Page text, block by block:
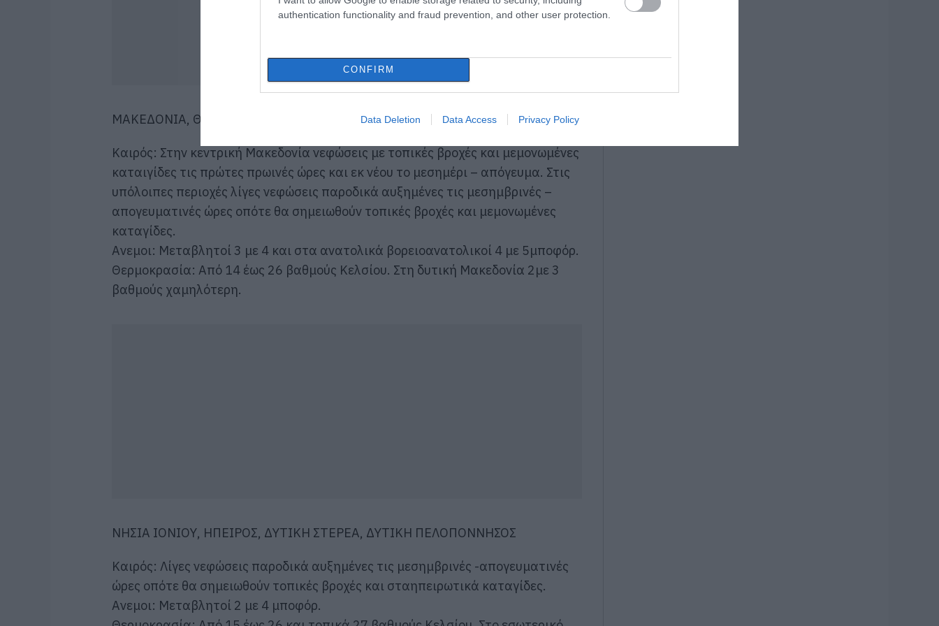
authentication functionality and fraud prevention, and other user protection.
CONFIRM
Data Deletion Data Access Privacy Policy
ΜΑΚΕΔΟΝΙΑ, ΘΡΑΚΗ
Καιρός: Στην κεντρική Μακεδονία νεφώσεις με τοπικές βροχές και μεμονωμένες
καταιγίδες τις πρώτες πρωινές ώρες και εκ νέου το μεσημέρι – απόγευμα. Στις
υπόλοιπες περιοχές λίγες νεφώσεις παροδικά αυξημένες τις μεσημβρινές –
απογευματινές ώρες οπότε θα σημειωθούν τοπικές βροχές και μεμονωμένες
καταγίδες.
Ανεμοι: Μεταβλητοί 3 με 4 και στα ανατολικά βορειοανατολικοί 4 με 5μποφόρ.
Θερμοκρασία: Από 14 έως 26 βαθμούς Κελσίου. Στη δυτική Μακεδονία 2με 3
βαθμούς χαμηλότερη.
ΝΗΣΙΑ ΙΟΝΙΟΥ, ΗΠΕΙΡΟΣ, ΔΥΤΙΚΗ ΣΤΕΡΕΑ, ΔΥΤΙΚΗ ΠΕΛΟΠΟΝΝΗΣΟΣ
Καιρός: Λίγες νεφώσεις παροδικά αυξημένες τις μεσημβρινές -απογευματινές
ώρες οπότε θα σημειωθούν τοπικές βροχές και σταηπειρωτικά καταγίδες.
Ανεμοι: Μεταβλητοί 2 με 4 μποφόρ.